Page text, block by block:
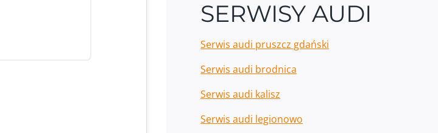
SERWISY AUDI
Serwis audi pruszcz gdański
Serwis audi brodnica
Serwis audi kalisz
Serwis audi legionowo